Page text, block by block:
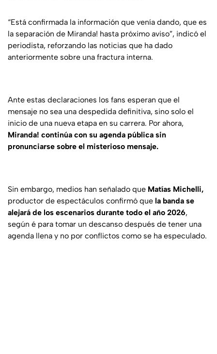
“Está confirmada la información que venía dando, que es
la separación de Miranda! hasta próximo aviso”, indicó el
periodista, reforzando las noticias que ha dado
anteriormente sobre una fractura interna.
Ante estas declaraciones los fans esperan que el
mensaje no sea una despedida definitiva, sino solo el
inicio de una nueva etapa en su carrera. Por ahora,
Miranda! continúa con su agenda pública sin
pronunciarse sobre el misterioso mensaje.
Sin embargo, medios han señalado que Matías Michelli,
productor de espectáculos confirmó que la banda se
alejará de los escenarios durante todo el año 2026,
según é para tomar un descanso después de tener una
agenda llena y no por conflictos como se ha especulado.